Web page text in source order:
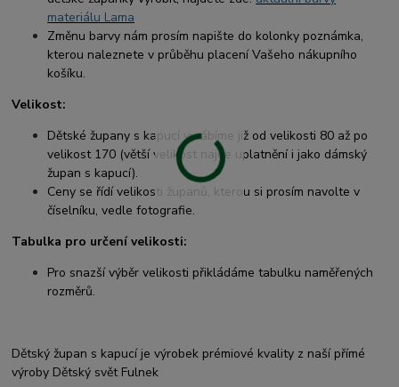
materiálu Lama
Změnu barvy nám prosím napište do kolonky poznámka,
kterou naleznete v průběhu placení Vašeho nákupního
košíku.
Velikost:
Dětské župany s kapucí vyrábíme již od velikosti 80 až po
velikost 170 (větší velikost najde uplatnění i jako dámský
župan s kapucí).
Ceny se řídí velikosti županů, kterou si prosím navolte v
číselníku, vedle fotografie.
Tabulka pro určení velikosti:
Pro snazší výběr velikosti přikládáme tabulku naměřených
rozměrů.
Dětský župan s kapucí je výrobek prémiové kvality z naší přímé
výroby Dětský svět Fulnek